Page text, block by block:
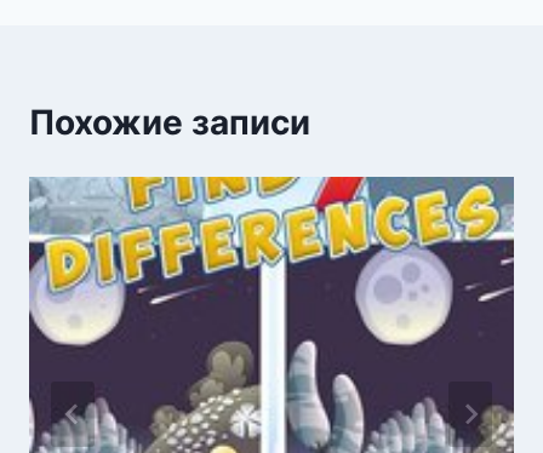
Похожие записи